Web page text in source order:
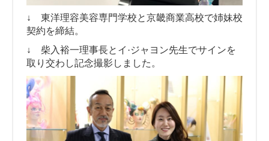
↓ 東洋理容美容専門学校と京畿商業高校で姉妹校
契約を締結。
↓ 柴入裕一理事長とイ·ジャヨン先生でサインを
取り交わし記念撮影しました。